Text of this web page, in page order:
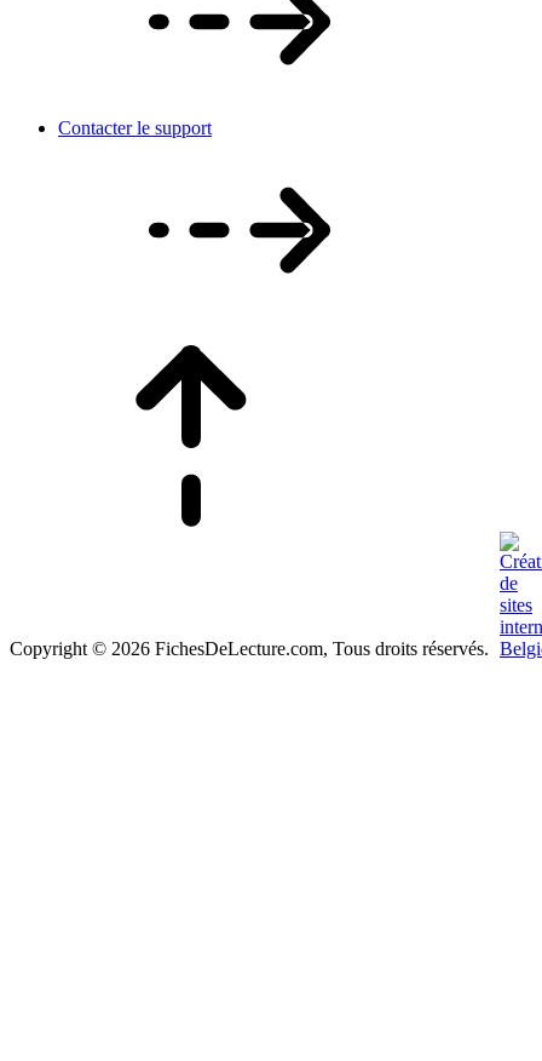
Contacter le support
Copyright © 2026 FichesDeLecture.com, Tous droits réservés.